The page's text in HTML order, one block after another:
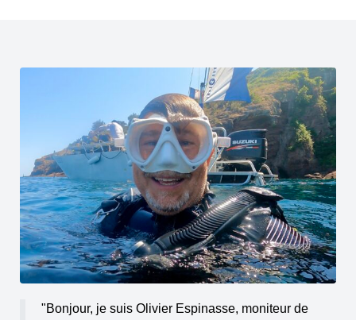
"Bonjour, je suis Olivier Espinasse, moniteur de